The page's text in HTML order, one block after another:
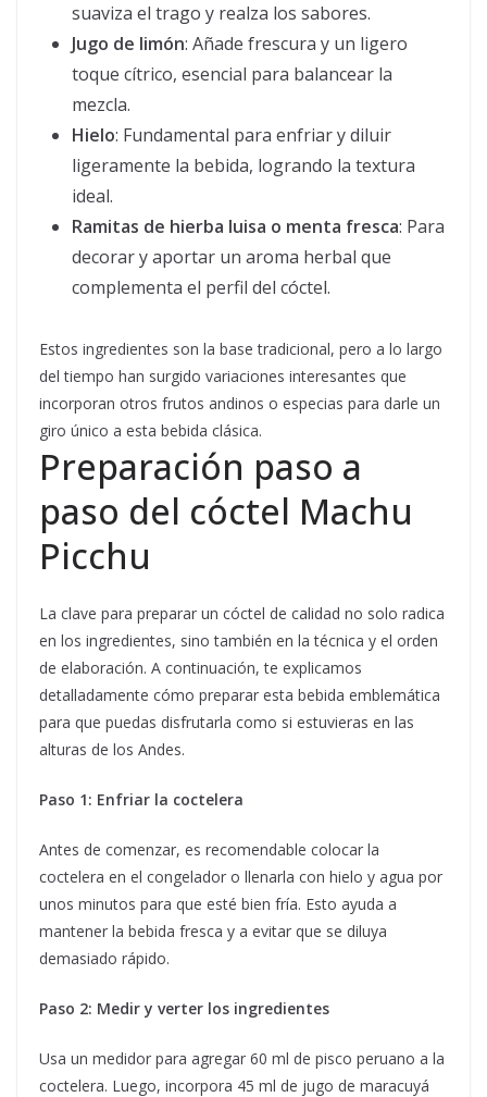
suaviza el trago y realza los sabores.
Jugo de limón: Añade frescura y un ligero
toque cítrico, esencial para balancear la
mezcla.
Hielo: Fundamental para enfriar y diluir
ligeramente la bebida, logrando la textura
ideal.
Ramitas de hierba luisa o menta fresca: Para
decorar y aportar un aroma herbal que
complementa el perfil del cóctel.
Estos ingredientes son la base tradicional, pero a lo largo
del tiempo han surgido variaciones interesantes que
incorporan otros frutos andinos o especias para darle un
giro único a esta bebida clásica.
Preparación paso a
paso del cóctel Machu
Picchu
La clave para preparar un cóctel de calidad no solo radica
en los ingredientes, sino también en la técnica y el orden
de elaboración. A continuación, te explicamos
detalladamente cómo preparar esta bebida emblemática
para que puedas disfrutarla como si estuvieras en las
alturas de los Andes.
Paso 1: Enfriar la coctelera
Antes de comenzar, es recomendable colocar la
coctelera en el congelador o llenarla con hielo y agua por
unos minutos para que esté bien fría. Esto ayuda a
mantener la bebida fresca y a evitar que se diluya
demasiado rápido.
Paso 2: Medir y verter los ingredientes
Usa un medidor para agregar 60 ml de pisco peruano a la
coctelera. Luego, incorpora 45 ml de jugo de maracuyá